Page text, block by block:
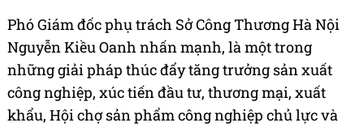
Phó Giám đốc phụ trách Sở Công Thương Hà Nội
Nguyễn Kiều Oanh nhấn mạnh, là một trong
những giải pháp thúc đẩy tăng trưởng sản xuất
công nghiệp, xúc tiến đầu tư, thương mại, xuất
khẩu, Hội chợ sản phẩm công nghiệp chủ lực và